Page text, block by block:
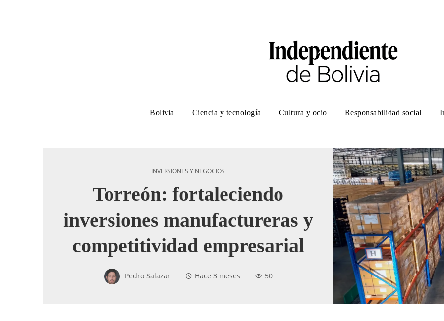
Bolivia Ciencia y tecnología Cultura y ocio Responsabilidad social
INVERSIONES Y NEGOCIOS
Torreón: fortaleciendo
inversiones manufactureras y
competitividad empresarial
Pedro Salazar Hace 3 meses 50